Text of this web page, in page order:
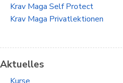
Krav Maga Self Protect
Krav Maga Privatlektionen
Aktuelles